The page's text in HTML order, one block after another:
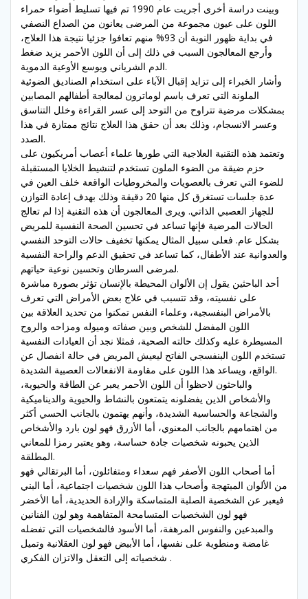
وبينت دراسة أخرى أجريت عام 1990 تم فيها تسليط أضواء حمراء
اللون على عيون مجموعة من المرضى يعانون من الصداع النصفي
في بداية ظهور النوبة أن 93% منهم تعافوا جزئيا نتيجة هذا العلاج،
وأرجع المعالجون السبب في ذلك إلى أن اللون الأحمر يزيد ضغط
الدم الشرياني ويوسع الأوعية الدموية.
وأشار الخبراء إلى تزايد إقبال الآباء على استخدام الصناديق الضوئية
الملونة التي تعرف باسم لوماترون لمعالجة أطفالهم المصابين
بمشكلات مرضية تتراوح من التوحد إلى عسر القراءة وخلل التناسق
وعسر الانسجام، وذلك بعد أن حقق هذا العلاج نتائج ممتازة في هذا
الصدد.
وتعتمد هذه التقنية العلاجية التي طورها علماء أعصاب أمريكيون على
حزم ضيقة من الضوء الملون تستخدم لتنشيط الخلايا المستقبلة
للضوء التي تعرف بالعصويات والمخروطيات الواقعة خلف العين في
عدة جلسات تستغرق كل منها 20 دقيقة وذلك بهدف إعادة التوازن
للجهاز العصبي الذاتي. ويرى المعالجون أن هذه التقنية إذا لم تعالج
الحالات المرضية فإنها تساعد في تحسين الصحة النفسية للمريض
بشكل عام. فعلى سبيل المثال يمكنها تخفيف حالات التوحد النفسي
والعدوانية عند الأطفال، كما تساعد في تحقيق الدعم والراحة النفسية
لمرضى السرطان وتحسين نوعية حياتهم.
أحد الباحثين يقول إن الألوان المحيطة بالإنسان تؤثر بصورة مباشرة
على نفسيته، وقد تتسبب في علاج بعض الأمراض التي تعرف
بالأمراض البنفسجية، وعلماء النفس تمكنوا من تحديد العلاقة بين
اللون المفضل للشخص وبين صفاته وميوله ومزاحه والروح
المسيطرة عليه وكذلك حالته الصحية، فمثلا نجد أن العيادات النفسية
تستخدم اللون البنفسجي الفاتح ليعيش المريض في حالة انفصال عن
الواقع، ويساعد هذا اللون على مقاومة الانفعالات العصبية الشديدة.
والباحثون لاحظوا أن اللون الأحمر يعبر عن الطاقة والحيوية،
والأشخاص الذين يفضلونه يتمتعون بالنشاط والحيوية والديناميكية
والشجاعة والحساسية الشديدة، وأنهم يهتمون بالجانب الحسي أكثر
من اهتمامهم بالجانب المعنوي، أما الأزرق فهو لون بارد والأشخاص
الذين يحبونه شخصيات جادة حساسة، وهو يعتبر رمزا للمعاني
المطلقة.
أما أصحاب اللون الأصفر فهم سعداء ومتفائلون، أما البرتقالي فهو
من الألوان المبتهجة وأصحاب هذا اللون شخصيات اجتماعية، أما البني
فيعبر عن الشخصية الصلبة المتماسكة والإرادة الحديدية، أما الأخضر
فهو لون الشخصيات المتسامحة المتفاهمة وهو لون الفنانين
والمبدعين والنفوس المرهفة، أما الأسود فالشخصيات التي تفضله
غامضة ومنطوية على نفسها، أما الأبيض فهو لون العقلانية وتميل
شخصياته إلى التعقل والاتزان الفكري .